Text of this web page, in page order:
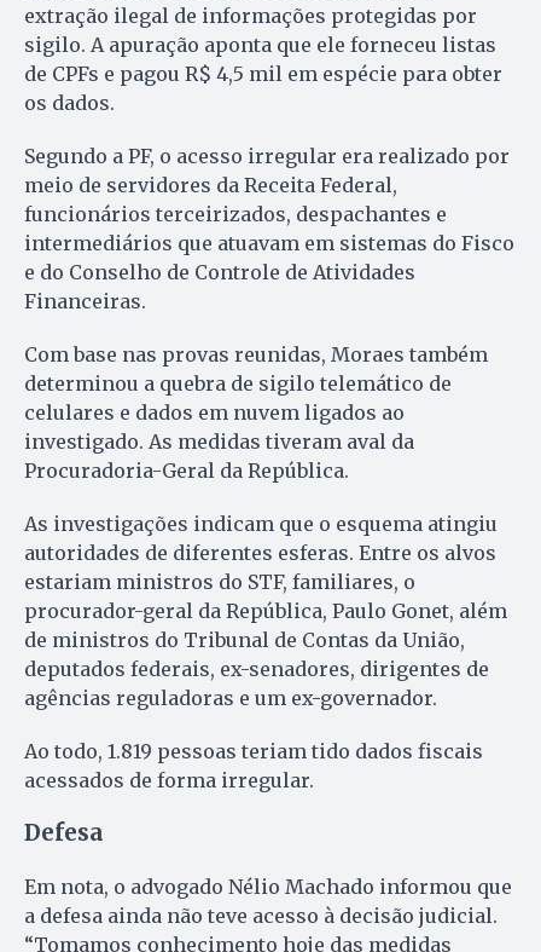
extração ilegal de informações protegidas por
sigilo. A apuração aponta que ele forneceu listas
de CPFs e pagou R$ 4,5 mil em espécie para obter
os dados.
Segundo a PF, o acesso irregular era realizado por
meio de servidores da Receita Federal,
funcionários terceirizados, despachantes e
intermediários que atuavam em sistemas do Fisco
e do Conselho de Controle de Atividades
Financeiras.
Com base nas provas reunidas, Moraes também
determinou a quebra de sigilo telemático de
celulares e dados em nuvem ligados ao
investigado. As medidas tiveram aval da
Procuradoria-Geral da República.
As investigações indicam que o esquema atingiu
autoridades de diferentes esferas. Entre os alvos
estariam ministros do STF, familiares, o
procurador-geral da República, Paulo Gonet, além
de ministros do Tribunal de Contas da União,
deputados federais, ex-senadores, dirigentes de
agências reguladoras e um ex-governador.
Ao todo, 1.819 pessoas teriam tido dados fiscais
acessados de forma irregular.
Defesa
Em nota, o advogado Nélio Machado informou que
a defesa ainda não teve acesso à decisão judicial.
“Tomamos conhecimento hoje das medidas